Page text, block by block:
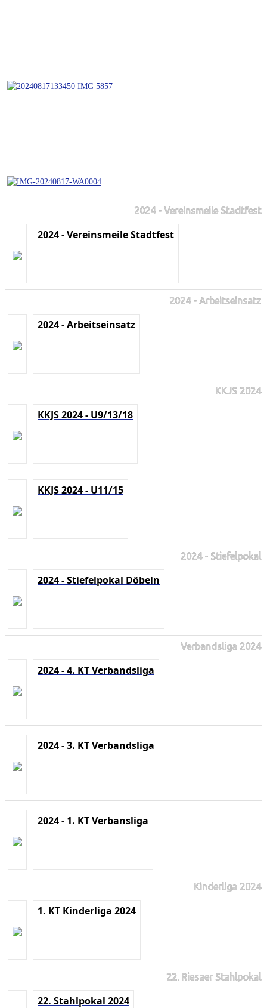
2024 - Vereinsmeile Stadtfest
2024 - Vereinsmeile Stadtfest
2024 - Arbeitseinsatz
2024 - Arbeitseinsatz
KKJS 2024
KKJS 2024 - U9/13/18
KKJS 2024 - U11/15
2024 - Stiefelpokal
2024 - Stiefelpokal Döbeln
Verbandsliga 2024
2024 - 4. KT Verbandsliga
2024 - 3. KT Verbandsliga
2024 - 1. KT Verbansliga
Kinderliga 2024
1. KT Kinderliga 2024
22. Riesaer Stahlpokal
22. Stahlpokal 2024